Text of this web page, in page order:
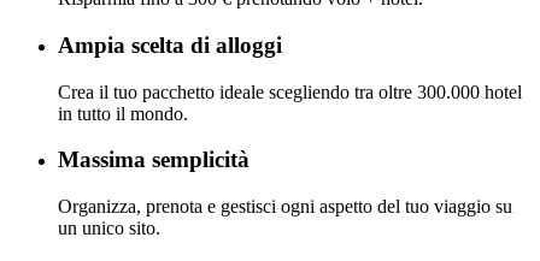
Ampia scelta di alloggi
Crea il tuo pacchetto ideale scegliendo tra oltre 300.000 hotel
in tutto il mondo.
Massima semplicità
Organizza, prenota e gestisci ogni aspetto del tuo viaggio su
un unico sito.